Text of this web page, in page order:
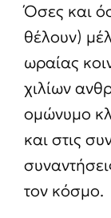
Όσες και
θέλουν)
ωραίας
χιλίων
ομώνυμο
και στις
τον κόσμο.